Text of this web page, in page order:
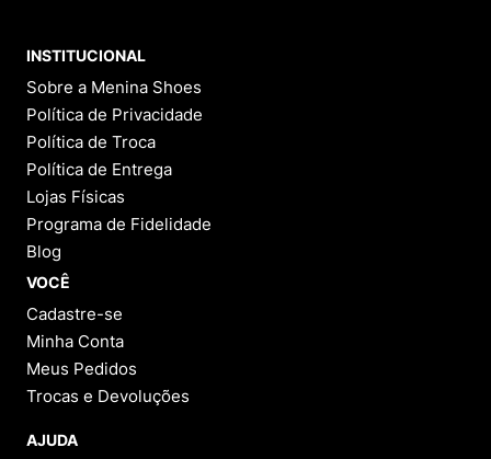
INSTITUCIONAL
Sobre a Menina Shoes
Política de Privacidade
Política de Troca
Política de Entrega
Lojas Físicas
Programa de Fidelidade
Blog
VOCÊ
Cadastre-se
Minha Conta
Meus Pedidos
Trocas e Devoluções
AJUDA